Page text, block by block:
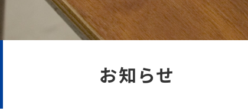
お知らせ